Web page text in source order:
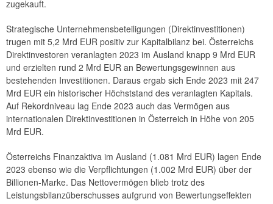
zugekauft.
Strategische Unternehmensbeteiligungen (Direktinvestitionen)
trugen mit 5,2 Mrd EUR positiv zur Kapitalbilanz bei. Österreichs
Direktinvestoren veranlagten 2023 im Ausland knapp 9 Mrd EUR
und erzielten rund 2 Mrd EUR an Bewertungsgewinnen aus
bestehenden Investitionen. Daraus ergab sich Ende 2023 mit 247
Mrd EUR ein historischer Höchststand des veranlagten Kapitals.
Auf Rekordniveau lag Ende 2023 auch das Vermögen aus
internationalen Direktinvestitionen in Österreich in Höhe von 205
Mrd EUR.
Österreichs Finanzaktiva im Ausland (1.081 Mrd EUR) lagen Ende
2023 ebenso wie die Verpflichtungen (1.002 Mrd EUR) über der
Billionen-Marke. Das Nettovermögen blieb trotz des
Leistungsbilanzüberschusses aufgrund von Bewertungseffekten